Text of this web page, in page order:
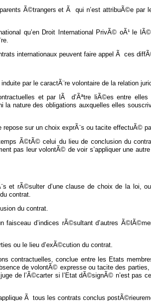
Ã©trangers et Ã qui n’est attribuÃ©e par
qu’en Droit International PrivÃ© oÃ¹ le
internationaux peuvent faire appel Ã ces
par le caractÃ¨re volontaire de la relation
et par lÃ d’Ãªtre liÃ©es entre elles
la nature des obligations auxquelles elles
sur un choix exprÃ¨s ou tacite effectuÃ©
Ã©tÃ© celui du lieu de conclusion du
pas leur volontÃ© de voir s’appliquer une
et rÃ©sulter d’une clause de choix de la loi,
contrat.
du contrat.
faisceau d’indices rÃ©sultant d’autres
ou le lieu d’exÃ©cution du contrat.
contractuelles, conclue entre les Etats
de volontÃ© expresse ou tacite des
de l’Ã©carter si l’Etat dÃ©signÃ© n’est pas
Ã tous les contrats conclus